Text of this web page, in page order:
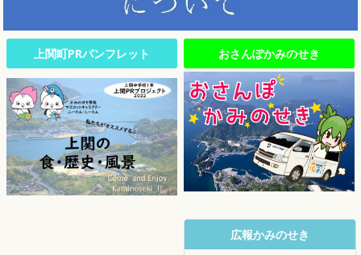
上関町PRパンフレット おさんぽかみのせき
広報かみのせき